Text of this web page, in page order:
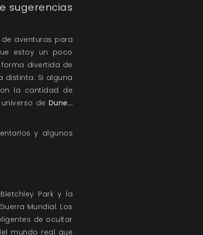
sugerencias
aventuras para
estoy un poco
divertida de
Si alguna
la cantidad de
de Dune...
y algunos
Park y la
Mundial. Los
de ocultar
mundo real que